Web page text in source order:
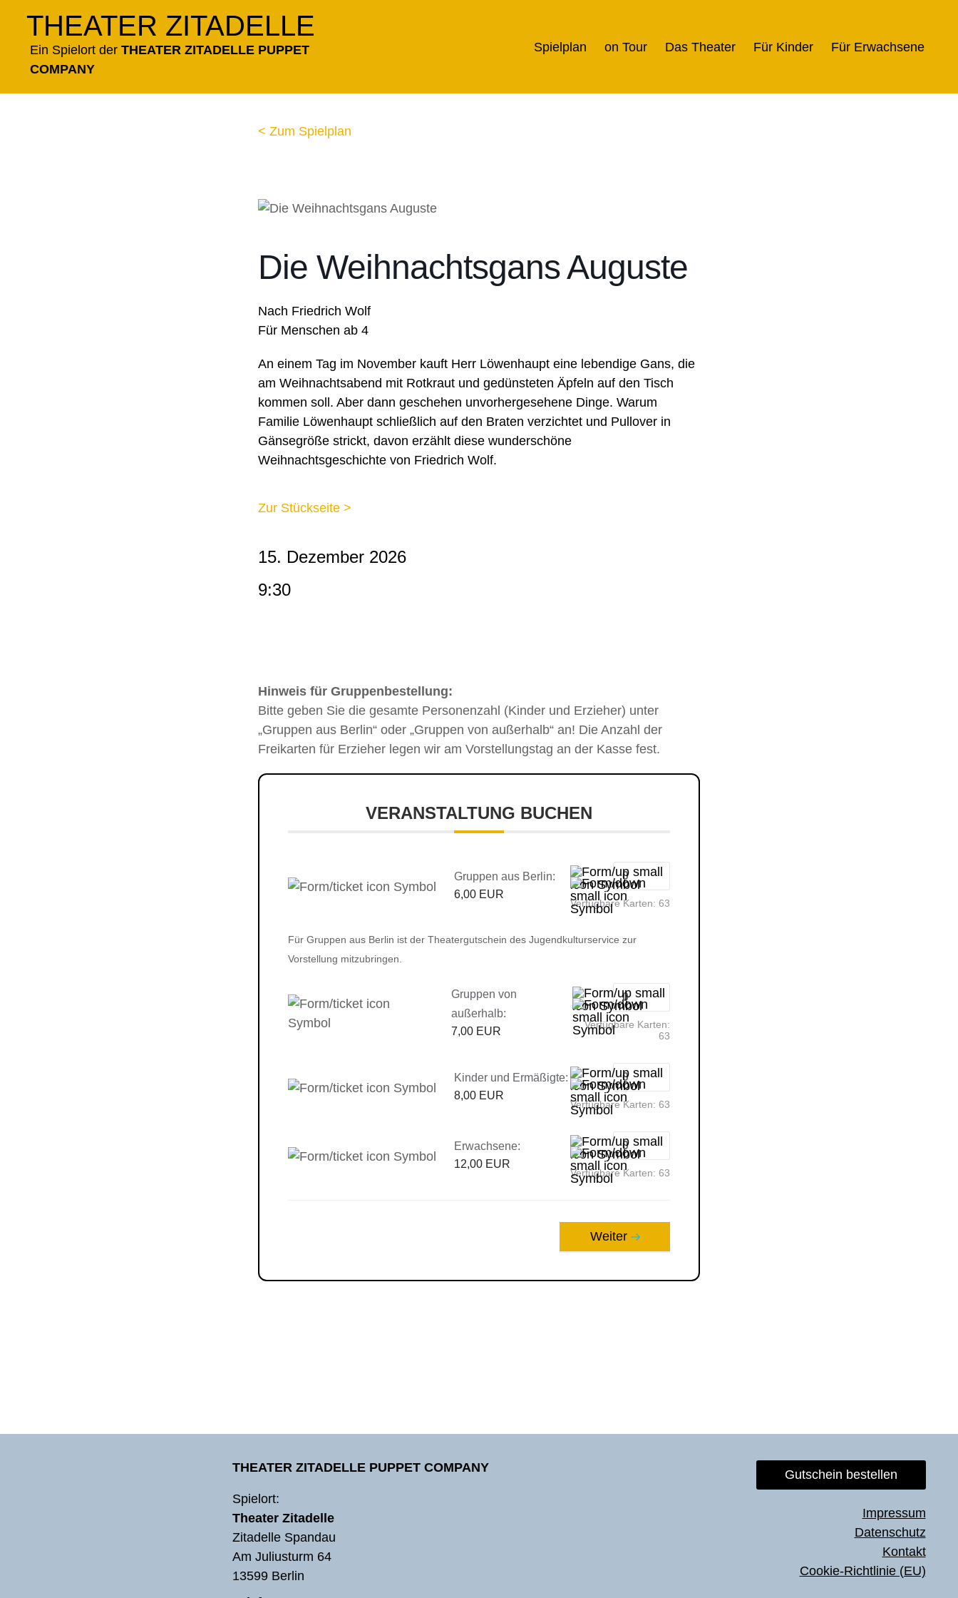
springen
THEATER ZITADELLE
Ein Spielort der THEATER ZITADELLE PUPPET
COMPANY
Spielplan on Tour Das Theater Für Kinder Für Erwachsene
< Zum Spielplan
Die Weihnachtsgans Auguste
Nach Friedrich Wolf
Für Menschen ab 4
An einem Tag im November kauft Herr Löwenhaupt eine lebendige Gans, die
am Weihnachtsabend mit Rotkraut und gedünsteten Äpfeln auf den Tisch
kommen soll. Aber dann geschehen unvorhergesehene Dinge. Warum
Familie Löwenhaupt schließlich auf den Braten verzichtet und Pullover in
Gänsegröße strickt, davon erzählt diese wunderschöne
Weihnachtsgeschichte von Friedrich Wolf.
Zur Stückseite >
15. Dezember 2026
9:30
Hinweis für Gruppenbestellung:
Bitte geben Sie die gesamte Personenzahl (Kinder und Erzieher) unter
„Gruppen aus Berlin“ oder „Gruppen von außerhalb“ an! Die Anzahl der
Freikarten für Erzieher legen wir am Vorstellungstag an der Kasse fest.
VERANSTALTUNG BUCHEN
Gruppen aus Berlin:
6,00 EUR
Verfügbare Karten: 63
Für Gruppen aus Berlin ist der Theatergutschein des Jugendkulturservice zur
Vorstellung mitzubringen.
Gruppen von
außerhalb:
7,00 EUR
Verfügbare Karten:
63
Kinder und Ermäßigte:
8,00 EUR
Verfügbare Karten: 63
Erwachsene:
12,00 EUR
Verfügbare Karten: 63
Weiter
THEATER ZITADELLE PUPPET COMPANY
Spielort:
Theater Zitadelle
Zitadelle Spandau
Am Juliusturm 64
13599 Berlin
Gutschein bestellen
Impressum
Datenschutz
Kontakt
Cookie-Richtlinie (EU)